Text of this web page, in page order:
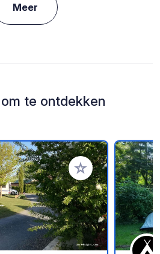
Meer
te ontdekken
Voeg toe aan je